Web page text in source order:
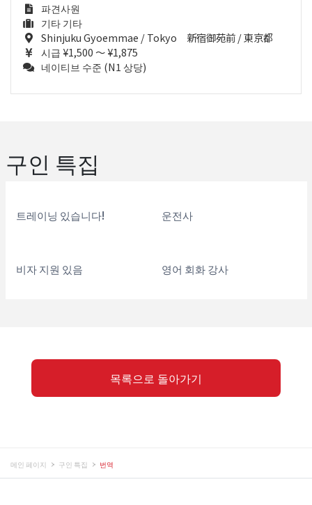
파견사원
기타 기타
Shinjuku Gyoemmae / Tokyo 新宿御苑前 / 東京都
시급 ¥1,500 ～ ¥1,875
네이티브 수준 (N1 상당)
구인 특집
트레이닝 있습니다! 운전사
비자 지원 있음 영어 회화 강사
목록으로 돌아가기
메인 페이지 구인 특집 번역